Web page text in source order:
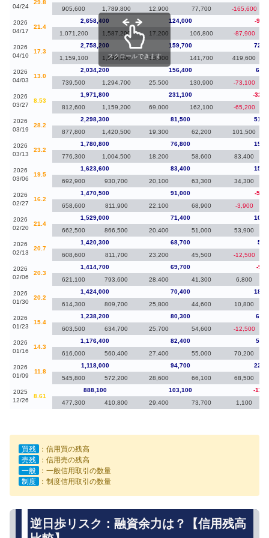
04/24
29.8
905,600
1,789,800 12,900 77,700 -165,600
2026
04/17
21.4
2,658,400 124,000
-
1,071,200
1,587,200 17,200 106,800 -87,900
2026
04/10
17.3
2,758,200 159,700
1,159,100
1,599,100 18,000 141,700 419,600
2026
04/03
13.0
2,034,200 156,400
739,500
1,294,700 25,500 130,900 -73,100
2026
03/27
8.53
1,971,800 231,100
-
812,600
1,159,200 69,000 162,100 -65,200
2026
03/19
28.2
2,298,300 81,500
877,800
1,420,500 19,300 62,200 101,500
2026
03/13
23.2
1,780,800 76,800
776,300
1,004,500 18,200 58,600 83,400
2026
03/06
19.5
1,623,600 83,400
692,900
930,700 20,100 63,300 34,300
2026
02/27
16.2
1,470,500 91,000
-
658,600
811,900 22,100 68,900 -3,900
2026
02/20
21.4
1,529,000 71,400
662,500
866,500 20,400 51,000 53,900
2026
02/13
20.7
1,420,300 68,700
608,600
811,700 23,200 45,500 -12,500
2026
02/06
20.3
1,414,700 69,700
-
621,100
793,600 28,400 41,300 6,800
2026
01/30
20.2
1,424,000 70,400
614,300
809,700 25,800 44,600 10,800
2026
01/23
15.4
1,238,200 80,300
603,500
634,700 25,700 54,600 -12,500
2026
01/16
14.3
1,176,400 82,400
616,000
560,400 27,400 55,000 70,200
2026
01/09
11.8
1,118,000 94,700
545,800
572,200 28,600 66,100 68,500
2025
12/26
8.61
888,100 103,100
-
477,300
410,800 29,400 73,700 1,100
スクロールできます
買残
：信用買の残高
売残
：信用売の残高
一般
：一般信用取引の数量
制度
：制度信用取引の数量
逆日歩リスク：融資余力は？【信用残高